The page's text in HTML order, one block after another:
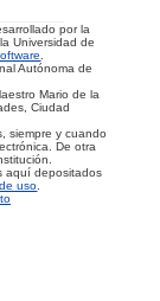
por la
Universidad de
.
Autónoma de
Mario de la
Ciudad
siempre y cuando
De otra
aquí depositados
uso.